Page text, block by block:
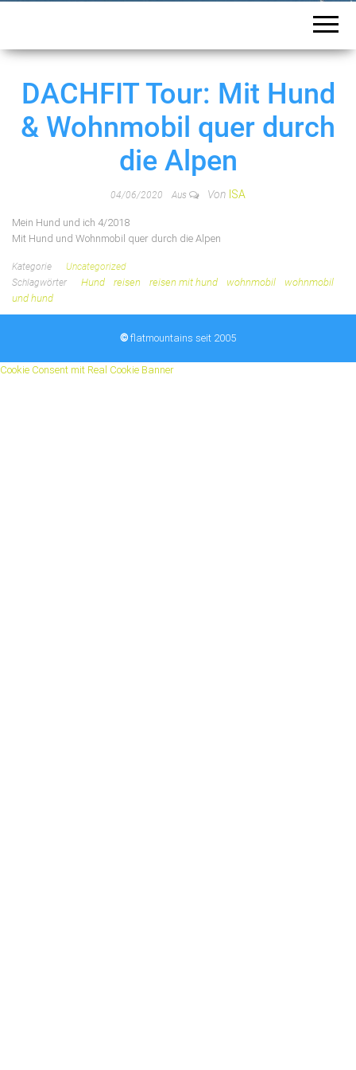
DACHFIT Tour: Mit Hund
& Wohnmobil quer durch
die Alpen
04/06/2020 Aus Von ISA
Mein Hund und ich 4/2018
Mit Hund und Wohnmobil quer durch die Alpen
Kategorie
Uncategorized
Schlagwörter
Hund reisen reisen mit hund wohnmobil
wohnmobil
und hund
© flatmountains seit 2005
Cookie Consent mit Real Cookie Banner